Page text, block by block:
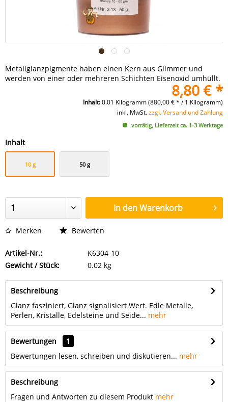
Metallglanzpigmente haben einen Kern aus Glimmer und
werden von einer oder mehreren Schichten Eisenoxid umhüllt.
8,80 € *
Inhalt:0.01 Kilogramm (880,00 € * / 1 Kilogramm)
inkl. MwSt.zzgl. Versand und Zahlung
vorrätig, Lieferzeit ca. 1-3 Werktage
Inhalt
10 g 50 g
In denWarenkorb
Merken Bewerten
Artikel-Nr.:
K6304-10
Gewicht / Stück:
0.02 kg
Beschreibung
Glanz fasziniert, Glanz signalisiert Wert. Edle Metalle,
Perlen, Kristalle, Edelsteine und Seide... mehr
Bewertungen
1
Bewertungen lesen, schreiben und diskutieren... mehr
Beschreibung
Fragen und Antworten zu diesem Produkt mehr